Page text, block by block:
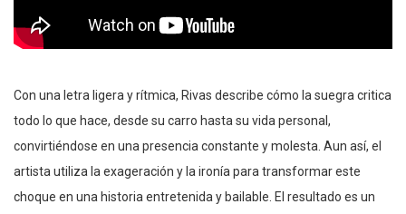
Con una letra ligera y rítmica, Rivas describe cómo la suegra critica
todo lo que hace, desde su carro hasta su vida personal,
convirtiéndose en una presencia constante y molesta. Aun así, el
artista utiliza la exageración y la ironía para transformar este
choque en una historia entretenida y bailable. El resultado es un